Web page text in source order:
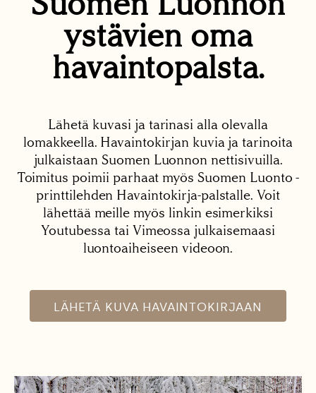
ystävien oma
havaintopalsta.
Lähetä kuvasi ja tarinasi alla olevalla
lomakkeella. Havaintokirjan kuvia ja tarinoita
julkaistaan Suomen Luonnon nettisivuilla.
Toimitus poimii parhaat myös Suomen Luonto -
printtilehden Havaintokirja-palstalle. Voit
lähettää meille myös linkin esimerkiksi
Youtubessa tai Vimeossa julkaisemaasi
luontoaiheiseen videoon.
LÄHETÄ KUVA HAVAINTOKIRJAAN